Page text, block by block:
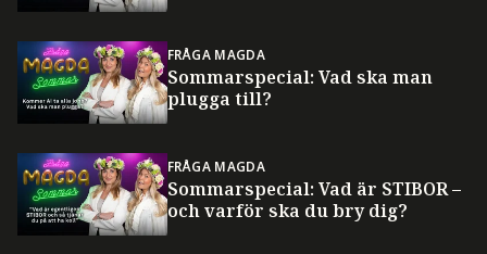
FRÅGA MAGDA
Sommarspecial: Vad ska man
plugga till?
FRÅGA MAGDA
Sommarspecial: Vad är STIBOR –
och varför ska du bry dig?